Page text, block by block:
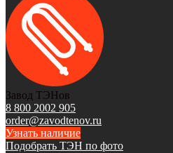
Завод ТЭНов
8 800 2002 905
order@zavodtenov.ru
Узнать наличие
Подобрать ТЭН по фото